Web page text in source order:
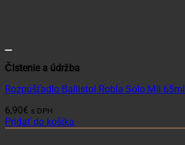
Čistenie a údržba
Rozpúšťadlo Ballistol Robla Solo Mil 65ml
6,90€ s DPH
Pridať do košíka